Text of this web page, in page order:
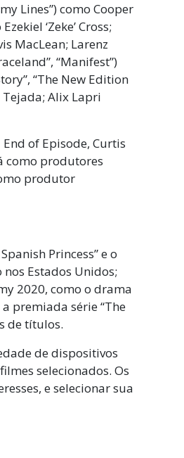
Lines”) como Cooper
‘Zeke’ Cross;
MacLean; Larenz
“Manifest”)
“The New Edition
Tejada; Alix Lapri
of Episode, Curtis
como produtores
produtor
Princess” e o
Estados Unidos;
2020, como o drama
premiada série “The
de títulos.
de dispositivos
selecionados. Os
e selecionar sua